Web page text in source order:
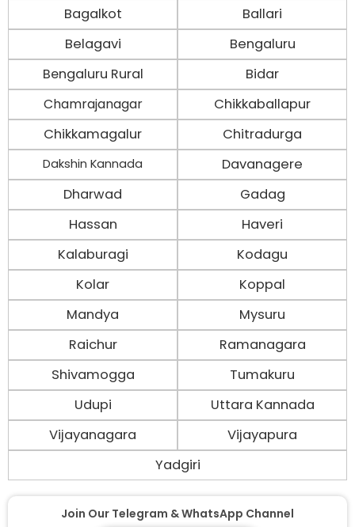
Bagalkot
Ballari
Belagavi
Bengaluru
Bengaluru Rural
Bidar
Chamrajanagar
Chikkaballapur
Chikkamagalur
Chitradurga
Dakshin Kannada
Davanagere
Dharwad
Gadag
Hassan
Haveri
Kalaburagi
Kodagu
Kolar
Koppal
Mandya
Mysuru
Raichur
Ramanagara
Shivamogga
Tumakuru
Udupi
Uttara Kannada
Vijayanagara
Vijayapura
Yadgiri
Join Our Telegram & WhatsApp Channel